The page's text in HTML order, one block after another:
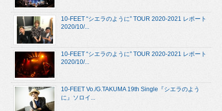
10-FEET “シエラのように” TOUR 2020-2021 レポート
2020/10/...
10-FEET “シエラのように” TOUR 2020-2021 レポート
2020/10/...
10-FEET Vo./G.TAKUMA 19th Single『シエラのよう
に』ソロイ...